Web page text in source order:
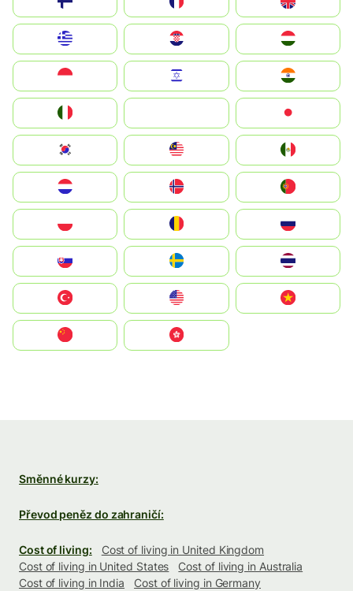
Magyarország
South Korea
United States
中國香港特別行政區
Směnné kurzy:
Převod peněz do zahraničí:
Cost of living:
Cost of living in United Kingdom
Cost of living in United States
Cost of living in Australia
Cost of living in India
Cost of living in Germany